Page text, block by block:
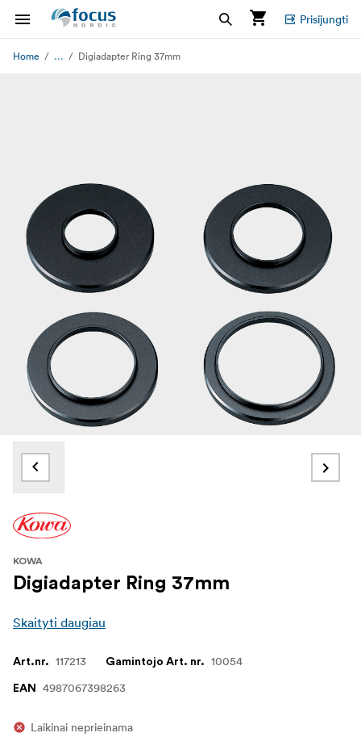
Prisijungti
Home ... Digiadapter Ring 37mm
KOWA
Digiadapter Ring 37mm
Skaityti daugiau
Art.nr. 117213 Gamintojo Art. nr. 10054
EAN 4987067398263
Laikinai neprieinama